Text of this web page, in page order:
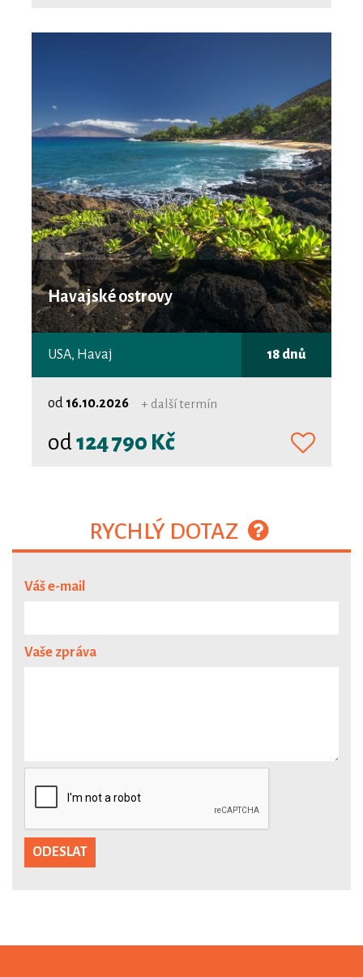
Havajské ostrovy
USA, Havaj 18 dnů
od 16.10.2026 + další termín
od124 790 Kč
RYCHLÝ DOTAZ
Váš e-mail
Vaše zpráva